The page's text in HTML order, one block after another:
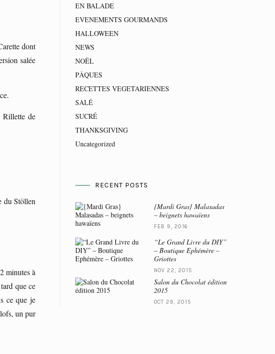
dont
salée
Rillette de
du Stöllen
minutes à
que ce
ce que je
un pur
EN BALADE
EVENEMENTS GOURMANDS
HALLOWEEN
NEWS
NOËL
PÂQUES
RECETTES VEGETARIENNES
SALÉ
SUCRÉ
THANKSGIVING
Uncategorized
RECENT POSTS
{Mardi Gras} Malasadas
– beignets hawaïens
FEB 9, 2016
“Le Grand Livre du DIY”
– Boutique Ephémère –
Griottes
NOV 22, 2015
Salon du Chocolat édition
2015
OCT 29, 2015